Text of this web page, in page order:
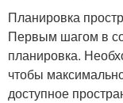
Планировка
Первым шагом в
планировка.
чтобы
доступное